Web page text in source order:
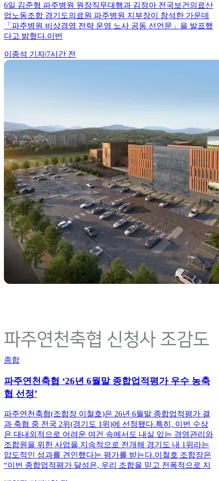
6일 김준형 파주병원 원장직무대행과 김정아 전국보건의료산
업노동조합 경기도의료원 파주병원 지부장이 참석한 가운데
「파주병원 비상경영 전략 운영 노사 공동 선언문」을 발표했
다고 밝혔다.이번
이종석 기자|7시간 전
종합
파주연천축협 ‘26년 6월말 종합업적평가 우수 농축
협 선정’
파주연천축협(조합장 이철호)은 26년 6월말 종합업적평가 결
과 축협 중 전국 2위(경기도 1위)에 선정됐다.특히, 이번 수상
은 대내외적으로 어려운 여건 속에서도 내실 있는 경영관리와
조합원을 위한 사업을 지속적으로 전개해 경기도 내 1위라는
압도적인 성과를 견인했다는 평가를 받는다.이철호 조합장은
“이번 종합업적평가 달성은, 우리 조합을 믿고 전폭적으로 지